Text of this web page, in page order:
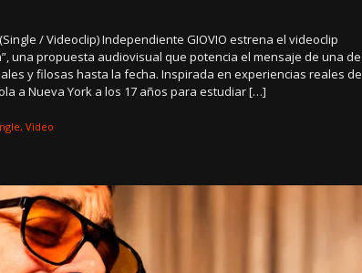
/ Videoclip) Independiente GIOVIO estrena el videoclip
una propuesta audiovisual que potencia el mensaje de una de
y filosas hasta la fecha. Inspirada en experiencias reales de
a Nueva York a los 17 años para estudiar […]
Video